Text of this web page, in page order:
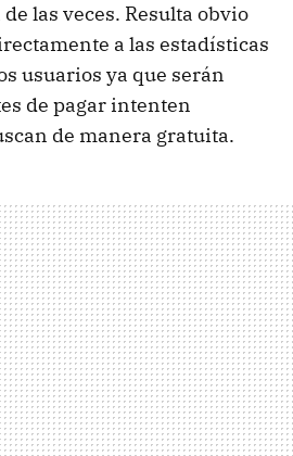
las veces. Resulta obvio
a las estadísticas
usuarios ya que serán
de pagar intenten
de manera gratuita.